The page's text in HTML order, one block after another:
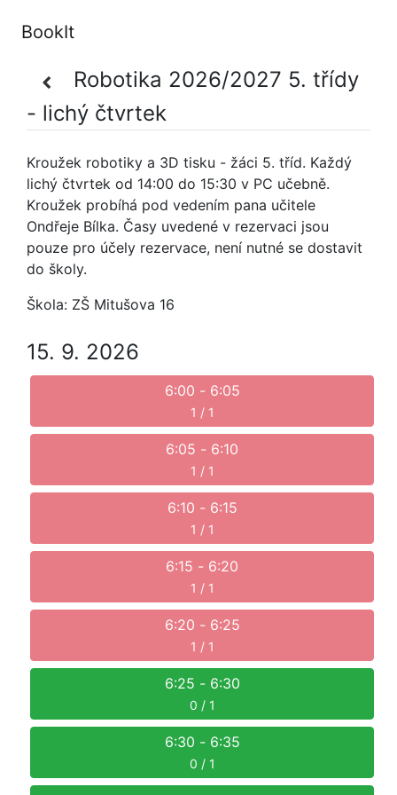
BookIt
Robotika 2026/2027 5. třídy
- lichý čtvrtek
Kroužek robotiky a 3D tisku - žáci 5. tříd. Každý
lichý čtvrtek od 14:00 do 15:30 v PC učebně.
Kroužek probíhá pod vedením pana učitele
Ondřeje Bílka. Časy uvedené v rezervaci jsou
pouze pro účely rezervace, není nutné se dostavit
do školy.
Škola: ZŠ Mitušova 16
15. 9. 2026
6:00 - 6:05
1 / 1
6:05 - 6:10
1 / 1
6:10 - 6:15
1 / 1
6:15 - 6:20
1 / 1
6:20 - 6:25
1 / 1
6:25 - 6:30
0 / 1
6:30 - 6:35
0 / 1